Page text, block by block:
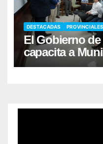
DESTACADAS PROVINCIALES
El Gobierno
capacita a